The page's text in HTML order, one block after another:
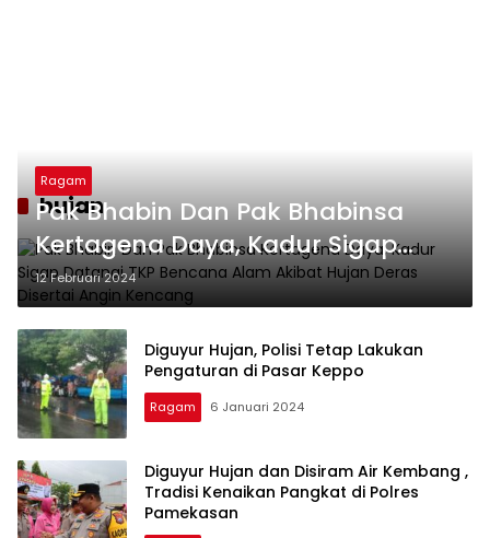
hujan
Ragam
Pak Bhabin Dan Pak Bhabinsa
Kertagena Daya, Kadur Sigap
Datangi TKP Bencana Alam
Akibat Hujan Deras Disertai Angin
Kencang
12 Februari 2024
Diguyur Hujan, Polisi Tetap Lakukan
Pengaturan di Pasar Keppo
Ragam 6 Januari 2024
Diguyur Hujan dan Disiram Air Kembang ,
Tradisi Kenaikan Pangkat di Polres
Pamekasan